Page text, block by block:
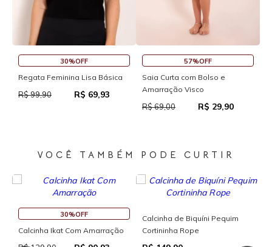
45%OFF
Saia Curta Reta com Cós
R$ 69,00 R$ 37,95
30%OFF
Macaquinho Fitness New Ikat
Com Abertura Traseira
R$ 159,90 R$ 111,93
VOCÊ TAMBÉM PODE CURTIR
30%OFF
Calcinha Ikat Com Amarração
Calcinha de Biquíni Pequim
Cortininha Rope